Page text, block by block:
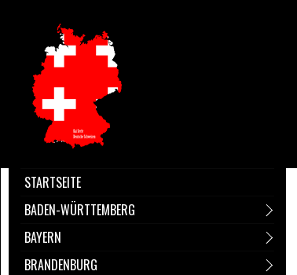
STARTSEITE
BADEN-WÜRTTEMBERG
BAYERN
BRANDENBURG